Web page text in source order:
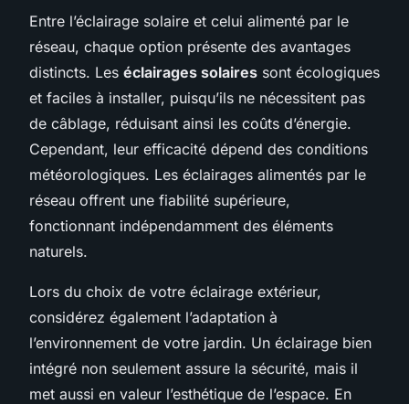
Entre l’éclairage solaire et celui alimenté par le
réseau, chaque option présente des avantages
distincts. Les éclairages solaires sont écologiques
et faciles à installer, puisqu’ils ne nécessitent pas
de câblage, réduisant ainsi les coûts d’énergie.
Cependant, leur efficacité dépend des conditions
météorologiques. Les éclairages alimentés par le
réseau offrent une fiabilité supérieure,
fonctionnant indépendamment des éléments
naturels.
Lors du choix de votre éclairage extérieur,
considérez également l’adaptation à
l’environnement de votre jardin. Un éclairage bien
intégré non seulement assure la sécurité, mais il
met aussi en valeur l’esthétique de l’espace. En